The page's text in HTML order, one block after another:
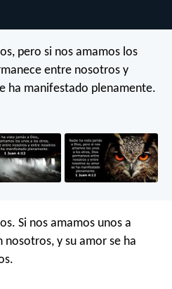
pero si nos amamos los
entre nosotros y
ha manifestado plenamente.
Si nos amamos unos a
y su amor se ha